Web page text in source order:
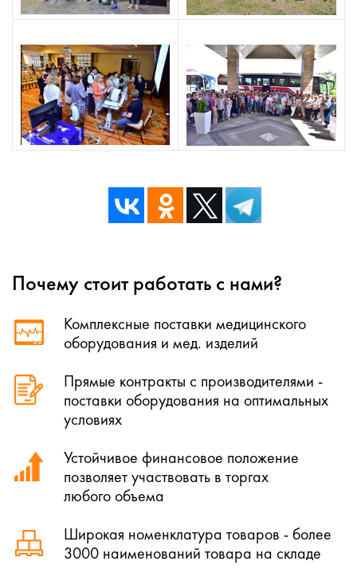
Почему стоит работать с нами?
Комплексные поставки медицинского
оборудования и мед. изделий
Прямые контракты с производителями -
поставки оборудования на оптимальных
условиях
Устойчивое финансовое положение
позволяет участвовать в торгах
любого объема
Широкая номенклатура товаров - более
3000 наименований товара на складе